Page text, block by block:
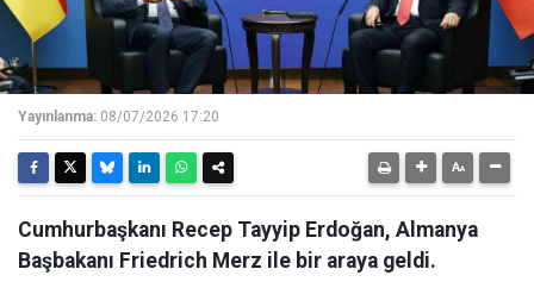
Yayınlanma: 08/07/2026 17:20
Cumhurbaşkanı Recep Tayyip Erdoğan, Almanya
Başbakanı Friedrich Merz ile bir araya geldi.